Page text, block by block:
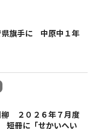
県旗手に 中原中１年
柳 ２０２６年７月度
短冊に「せかいへい